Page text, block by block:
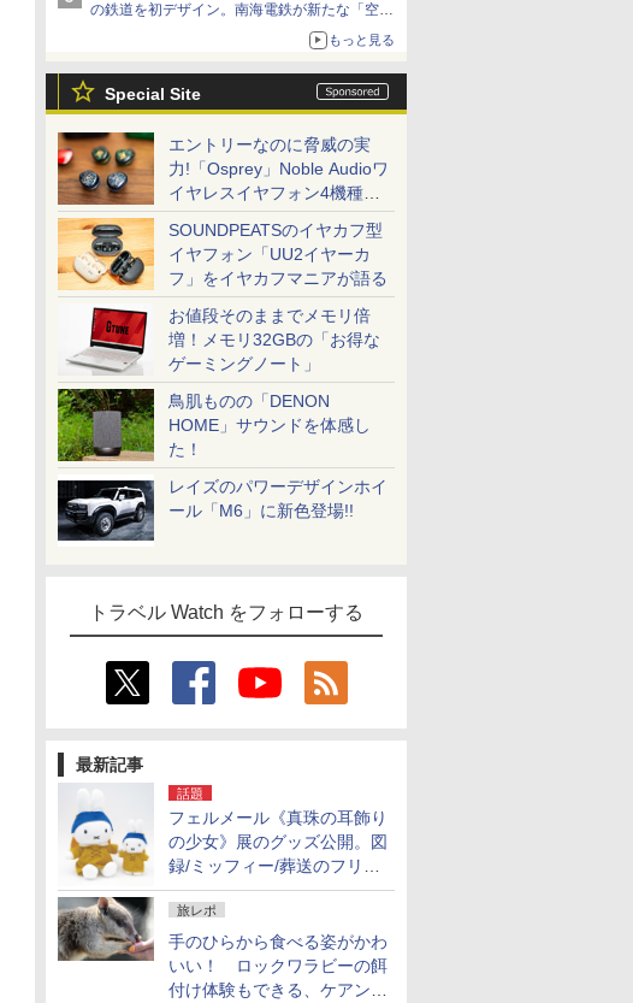
の鉄道を初デザイン。南海電鉄が新たな「空港
もっと見る
Special Site
エントリーなのに脅威の実
力!「Osprey」Noble Audioワ
イヤレスイヤフォン4機種を
一気に聴く
SOUNDPEATSのイヤカフ型
イヤフォン「UU2イヤーカ
フ」をイヤカフマニアが語る
お値段そのままでメモリ倍
増！メモリ32GBの「お得な
ゲーミングノート」
鳥肌ものの「DENON
HOME」サウンドを体感し
た！
レイズのパワーデザインホイ
ール「M6」に新色登場!!
トラベル Watch をフォローする
最新記事
話題
フェルメール《真珠の耳飾り
の少女》展のグッズ公開。図
録/ミッフィー/葬送のフリー
レンほか、注目ブランドコラ
ボが実現
旅レポ
手のひらから食べる姿がかわ
いい！ ロックワラビーの餌
付け体験もできる、ケアンズ